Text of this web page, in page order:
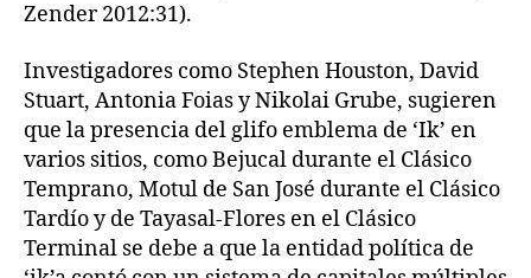
Zender 2012:31).
Investigadores como Stephen Houston, David
Stuart, Antonia Foias y Nikolai Grube, sugieren
que la presencia del glifo emblema de ‘Ik’ en
varios sitios, como Bejucal durante el Clásico
Temprano, Motul de San José durante el Clásico
Tardío y de Tayasal-Flores en el Clásico
Terminal se debe a que la entidad política de